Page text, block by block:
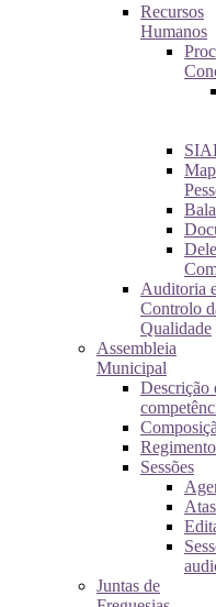
Recursos
Humanos
Auditoria
Controlo
Qualidade
Assembleia
Municipal
Descrição
Regimento
Sessões
Atas
Juntas de